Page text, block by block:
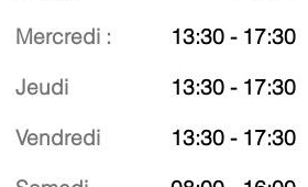
Mercredi :
Jeudi
Vendredi
13:30 - 17:30
13:30 - 17:30
13:30 - 17:30